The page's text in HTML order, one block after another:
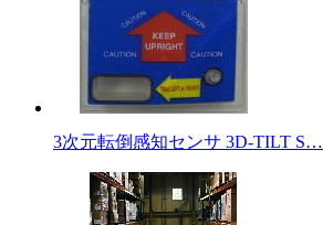
3次元転倒感知センサ 3D-TILT S…